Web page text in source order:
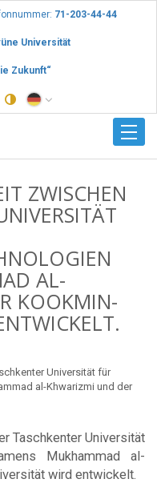
71-203-44-44
Universität
Zukunft“
ZWISCHEN
AL-
KOOKMIN-
Universität für
al-Khwarizmi und der
Taschkenter Universität
Mukhammad al-
wird entwickelt.